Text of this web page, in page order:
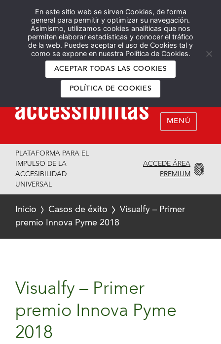
En este sitio web se sirven Cookies, de forma
general para permitir y optimizar su navegación.
Asimismo, utilizamos cookies analíticas que nos
permiten elaborar estadísticas y conocer el tráfico
de la web. Puedes aceptar el uso de Cookies tal y
como se expone en nuestra Política de Cookies.
ACEPTAR TODAS LAS COOKIES
POLÍTICA DE COOKIES
Español English
MENÚ
PLATAFORMA PARA EL
IMPULSO DE LA
ACCESIBILIDAD
UNIVERSAL
ACCEDE ÁREA
PREMIUM
Inicio Casos de éxito
Visualfy – Primer
premio Innova Pyme 2018
Visualfy – Primer
premio Innova Pyme
2018